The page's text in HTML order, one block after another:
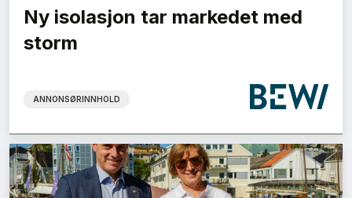
Byggenæringens Klimakonferanse 2026
Ny isolasjon tar markedet med
storm
ANNONSØRINNHOLD